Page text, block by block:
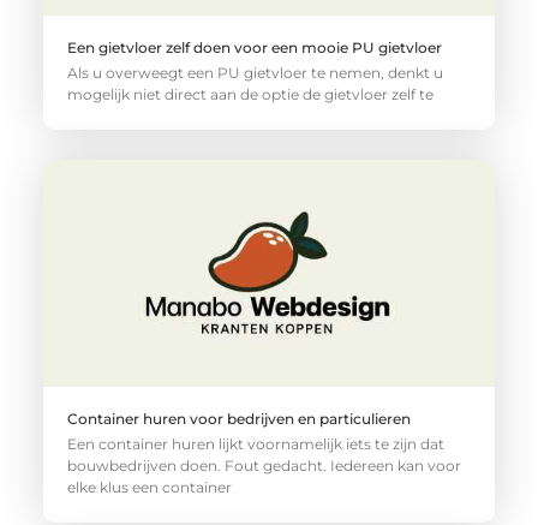
Een gietvloer zelf doen voor een mooie PU gietvloer
Als u overweegt een PU gietvloer te nemen, denkt u
mogelijk niet direct aan de optie de gietvloer zelf te
Container huren voor bedrijven en particulieren
Een container huren lijkt voornamelijk iets te zijn dat
bouwbedrijven doen. Fout gedacht. Iedereen kan voor
elke klus een container